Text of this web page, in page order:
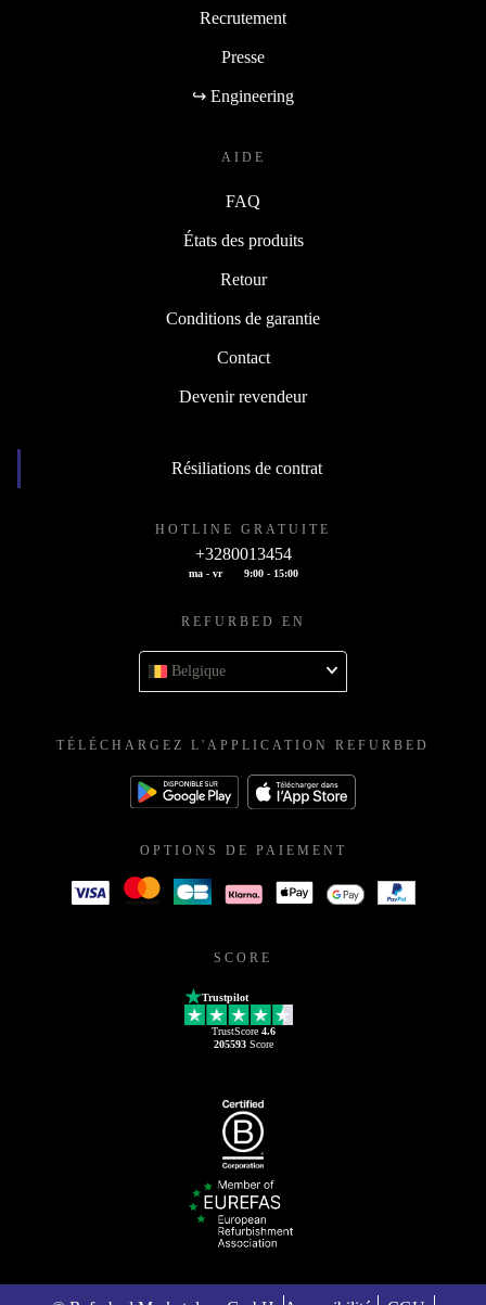
Recrutement
Presse
↪ Engineering
AIDE
FAQ
États des produits
Retour
Conditions de garantie
Contact
Devenir revendeur
Résiliations de contrat
HOTLINE GRATUITE
+3280013454
ma - vr 9:00 - 15:00
REFURBED EN
Belgique
TÉLÉCHARGEZ L'APPLICATION REFURBED
OPTIONS DE PAIEMENT
SCORE
Trustpilot
TrustScore 4.6
205593Score